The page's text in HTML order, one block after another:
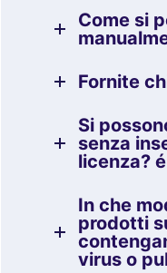
Come si
Fornite
Si
senza
licenza?
In che
prodotti
virus o